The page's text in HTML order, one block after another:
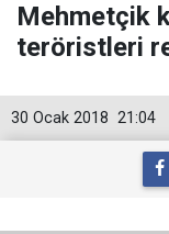
Mehmetçik
teröristleri
21:04
30 Ocak 2018